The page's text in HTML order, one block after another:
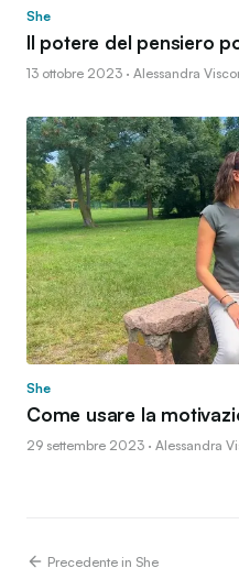
She
Il potere del pensiero
13 ottobre 2023 · Alessandra
She
Come usare la
29 settembre 2023 · Alessandra
Precedente in She